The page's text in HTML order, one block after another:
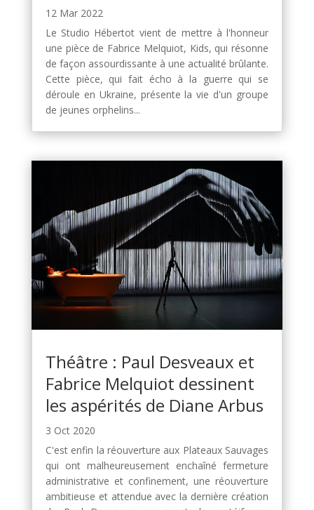
12 Mar 2022
Le Studio Hébertot vient de mettre à l'honneur
une pièce de Fabrice Melquiot, Kids, qui résonne
de façon assourdissante à une actualité brûlante.
Cette pièce, qui fait écho à la guerre qui se
déroule en Ukraine, présente la vie d'un groupe
de jeunes orphelins...
Théâtre : Paul Desveaux et
Fabrice Melquiot dessinent
les aspérités de Diane Arbus
3 Oct 2020
C'est enfin la réouverture aux Plateaux Sauvages
qui ont malheureusement enchaîné fermeture
administrative et confinement, une réouverture
ambitieuse et attendue avec la dernière création